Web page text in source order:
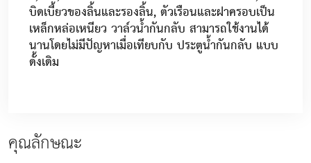
บิดเบี้ยวของลิ้นและรองลิ้น, ตัวเรือนและฝาครอบเป็น
เหล็กหล่อเหนียว วาล์วน้ำกันกลับ สามารถใช้งานได้
นานโดยไม่มีปัญหาเมื่อเทียบกับ ประตูน้ำกันกลับ แบบ
ดั้งเดิม
คุณลักษณะ